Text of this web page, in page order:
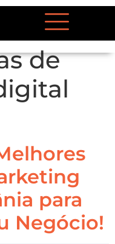
de
para
Negócio!